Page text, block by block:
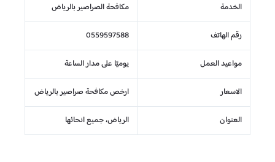
الخدمة مكافحة الصراصير بالرياض
رقم الهاتف 0559597588
مواعيد العمل يوميًا على مدار الساعة
الاسعار ارخص مكافحة صراصير بالرياض
العنوان الرياض، جميع انحائها